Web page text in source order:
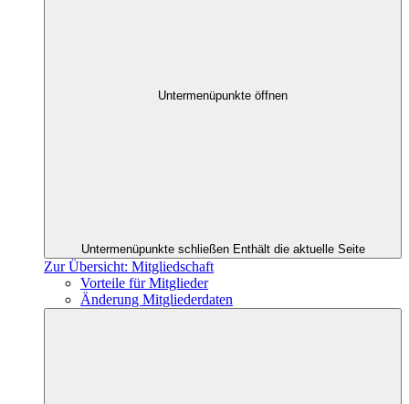
Untermenüpunkte öffnen
Untermenüpunkte schließen Enthält die aktuelle Seite
Zur Übersicht: Mitgliedschaft
Vorteile für Mitglieder
Änderung Mitgliederdaten